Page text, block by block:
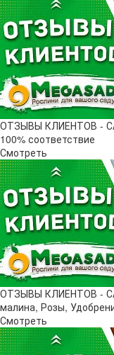
ОТЗЫВЫ КЛИЕНТОВ -
100% соответствие
Смотреть
ОТЗЫВЫ КЛИЕНТОВ -
малина, Розы,
Смотреть